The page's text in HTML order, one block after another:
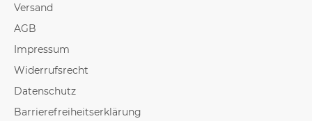
Versand
AGB
Impressum
Widerrufsrecht
Datenschutz
Barrierefreiheitserklärung